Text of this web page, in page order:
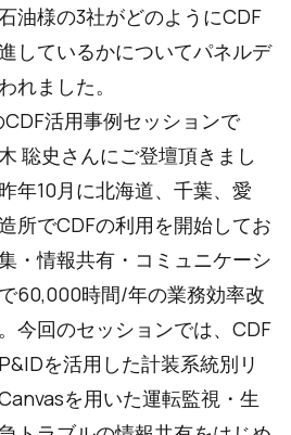
油様の3社がどのようにCDF
しているかについてパネルデ
れました。
活用事例セッションで
聡史さんにご登壇頂きまし
年10月に北海道、千葉、愛
所でCDFの利用を開始してお
・情報共有・コミュニケーシ
60,000時間/年の業務効率改
今回のセッションでは、CDF
を活用した計装系統別リ
を用いた運転監視・生